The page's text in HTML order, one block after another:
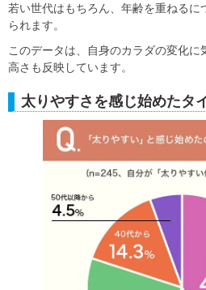
若い世代はもちろん、年齢を重ねるに
られます。
このデータは、自身のカラダの変化
高さも反映しています。
太りやすさを感じ始めたタ